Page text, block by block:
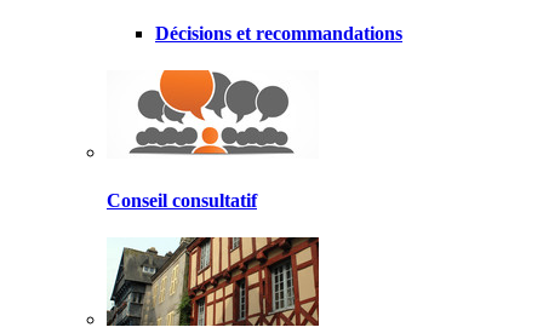
Décisions et recommandations
Conseil consultatif